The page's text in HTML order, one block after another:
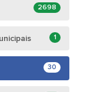
2698
1
30